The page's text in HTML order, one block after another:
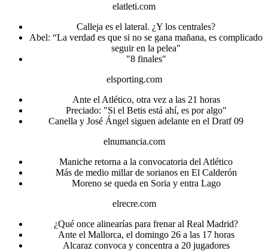
elatleti.com
Calleja es el lateral. ¿Y los centrales?
Abel: “La verdad es que si no se gana mañana, es complicado
seguir en la pelea"
"8 finales"
elsporting.com
Ante el Atlético, otra vez a las 21 horas
Preciado: "Si el Betis está ahí, es por algo"
Canella y José Ángel siguen adelante en el Dratf 09
elnumancia.com
Maniche retorna a la convocatoria del Atlético
Más de medio millar de sorianos en El Calderón
Moreno se queda en Soria y entra Lago
elrecre.com
¿Qué once alinearías para frenar al Real Madrid?
Ante el Mallorca, el domingo 26 a las 17 horas
Alcaraz convoca y concentra a 20 jugadores